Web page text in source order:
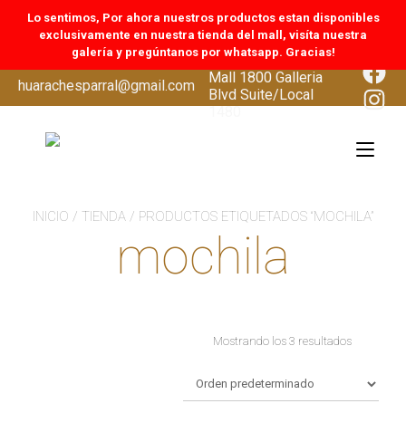
Lo sentimos, Por ahora nuestros productos estan disponibles
exclusivamente en nuestra tienda del mall, visíta nuestra
galería y pregúntanos por whatsapp. Gracias!
huarachesparral@gmail.com
CoolSprings Galleria
Mall 1800 Galleria
Blvd Suite/Local
1480
INICIO / TIENDA / PRODUCTOS ETIQUETADOS “MOCHILA”
mochila
Mostrando los 3 resultados